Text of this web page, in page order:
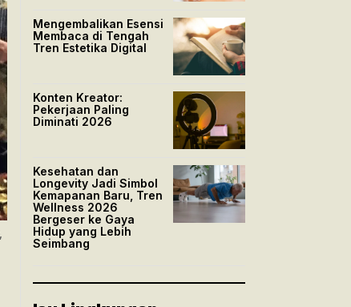
Mengembalikan Esensi
Membaca di Tengah
Tren Estetika Digital
Konten Kreator:
Pekerjaan Paling
Diminati 2026
Kesehatan dan
Longevity Jadi Simbol
Kemapanan Baru, Tren
Wellness 2026
Bergeser ke Gaya
Hidup yang Lebih
Seimbang